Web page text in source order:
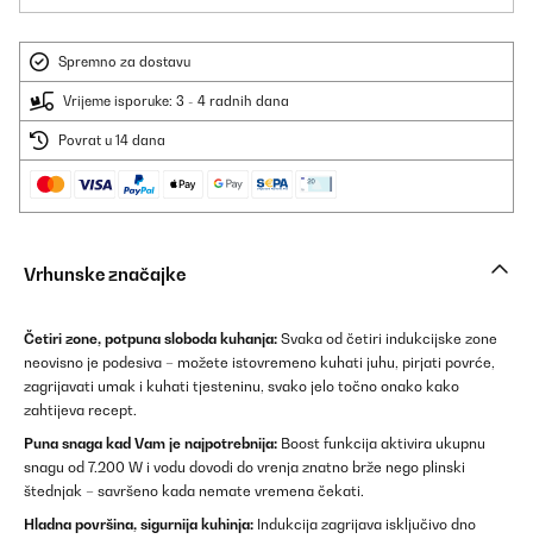
Spremno za dostavu
Vrijeme isporuke: 3 - 4 radnih dana
Povrat u 14 dana
Vrhunske značajke
Četiri zone, potpuna sloboda kuhanja: Svaka od četiri indukcijske zone
neovisno je podesiva – možete istovremeno kuhati juhu, pirjati povrće,
zagrijavati umak i kuhati tjesteninu, svako jelo točno onako kako
zahtijeva recept.
Puna snaga kad Vam je najpotrebnija: Boost funkcija aktivira ukupnu
snagu od 7.200 W i vodu dovodi do vrenja znatno brže nego plinski
štednjak – savršeno kada nemate vremena čekati.
Hladna površina, sigurnija kuhinja: Indukcija zagrijava isključivo dno